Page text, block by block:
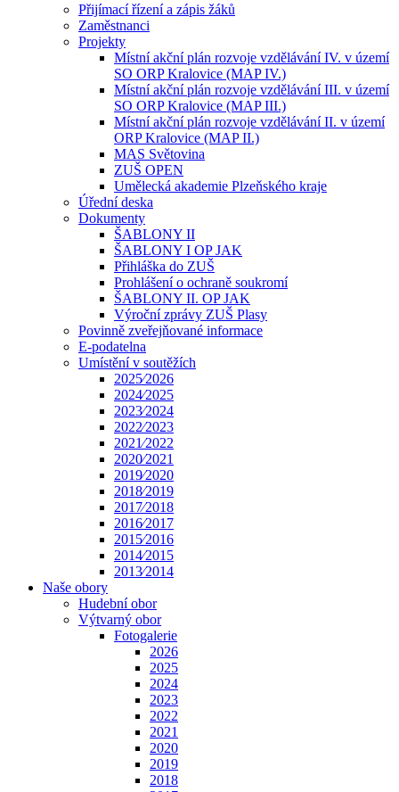
Přijímací řízení a zápis žáků
Zaměstnanci
Projekty
Místní akční plán rozvoje vzdělávání IV. v území
SO ORP Kralovice (MAP IV.)
Místní akční plán rozvoje vzdělávání III. v území
SO ORP Kralovice (MAP III.)
Místní akční plán rozvoje vzdělávání II. v území
ORP Kralovice (MAP II.)
MAS Světovina
ZUŠ OPEN
Umělecká akademie Plzeňského kraje
Úřední deska
Dokumenty
ŠABLONY II
ŠABLONY I OP JAK
Přihláška do ZUŠ
Prohlášení o ochraně soukromí
ŠABLONY II. OP JAK
Výroční zprávy ZUŠ Plasy
Povinně zveřejňované informace
E-podatelna
Umístění v soutěžích
2025⁄2026
2024⁄2025
2023⁄2024
2022⁄2023
2021⁄2022
2020⁄2021
2019⁄2020
2018⁄2019
2017⁄2018
2016⁄2017
2015⁄2016
2014⁄2015
2013⁄2014
Naše obory
Hudební obor
Výtvarný obor
Fotogalerie
2026
2025
2024
2023
2022
2021
2020
2019
2018